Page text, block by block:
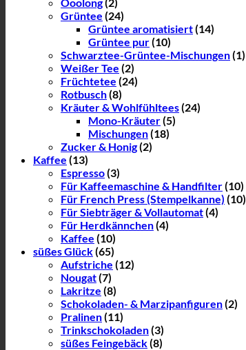
Grüntee (24)
Grüntee aromatisiert(14)
Grüntee pur(10)
Schwarztee-Grüntee-Mischungen(1)
Weißer Tee (2)
Früchtetee (24)
Rotbusch(8)
Kräuter & Wohlfühltees(24)
Mono-Kräuter(5)
Mischungen(18)
Zucker & Honig(2)
Kaffee (13)
Espresso(3)
Für Kaffeemaschine & Handfilter(10)
Für French Press (Stempelkanne) (10)
Für Siebträger & Vollautomat(4)
Für Herdkännchen(4)
Kaffee (10)
süßes Glück(65)
Aufstriche (12)
Nougat(7)
Lakritze (8)
Schokoladen- & Marzipanfiguren(2)
Pralinen(11)
Trinkschokoladen(3)
süßes Feingebäck(8)